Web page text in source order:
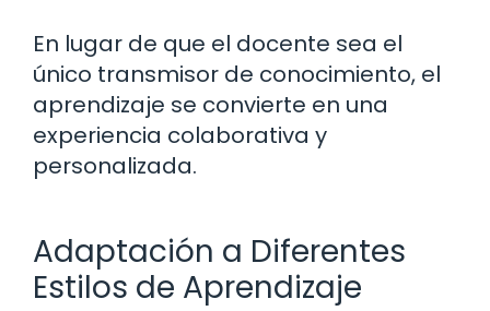
En lugar de que el docente sea el
único transmisor de conocimiento, el
aprendizaje se convierte en una
experiencia colaborativa y
personalizada.
Adaptación a Diferentes
Estilos de Aprendizaje